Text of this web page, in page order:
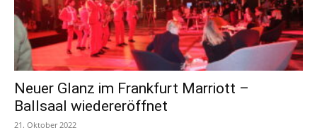
Neuer Glanz im Frankfurt Marriott –
Ballsaal wiedereröffnet
21. Oktober 2022